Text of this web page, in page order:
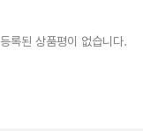
등록된 상품평이 없습니다.